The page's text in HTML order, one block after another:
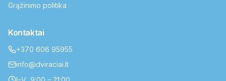
Grąžinimo politika
Kontaktai
+370 606 95955
info@dviraciai.lt